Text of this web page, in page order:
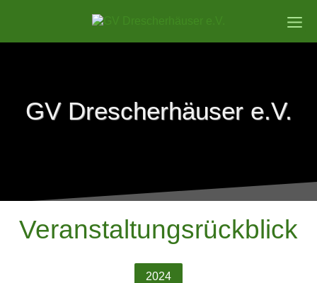
GV Drescherhäuser e.V.
Veranstaltungsrückblick
2024